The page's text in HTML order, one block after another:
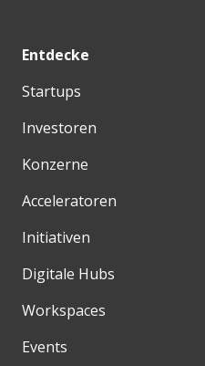
Entdecke
Startups
Investoren
Konzerne
Acceleratoren
Initiativen
Digitale Hubs
Workspaces
Events